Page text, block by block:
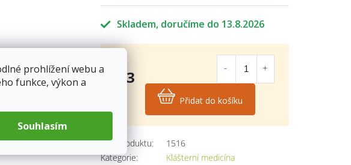
prohlížení webu a
funkce, výkon a
Souhlasím
Skladem 13.8.2026
Kód produktu:
1516
Kategorie:
Klášterní medicína
123
cena:
Přidat do košíku